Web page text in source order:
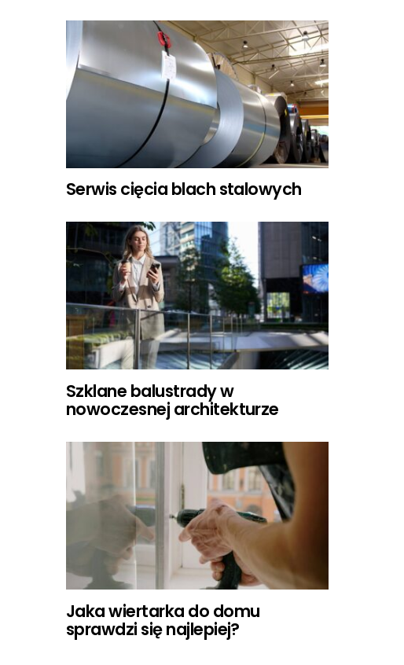
Serwis cięcia blach stalowych
Szklane balustrady w
nowoczesnej architekturze
Jaka wiertarka do domu
sprawdzi się najlepiej?